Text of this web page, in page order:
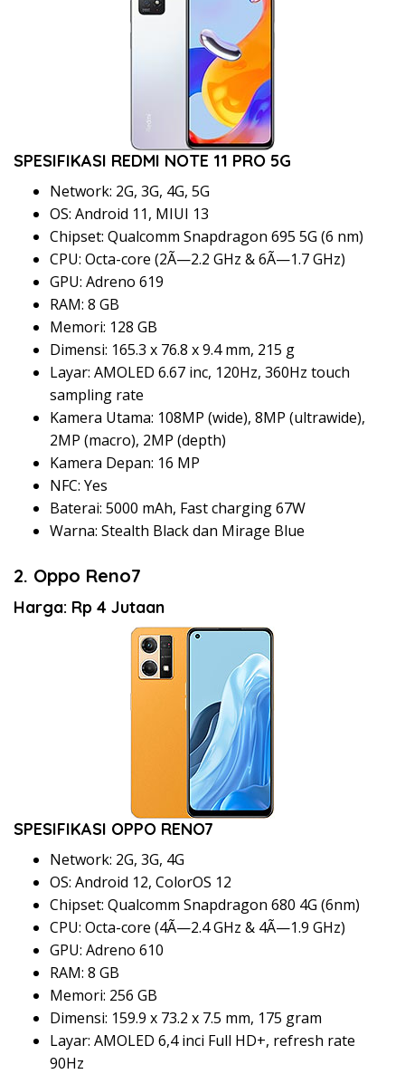
SPESIFIKASI REDMI NOTE 11 PRO 5G
Network: 2G, 3G, 4G, 5G
OS: Android 11, MIUI 13
Chipset: Qualcomm Snapdragon 695 5G (6 nm)
CPU: Octa-core (2Ã—2.2 GHz & 6Ã—1.7 GHz)
GPU: Adreno 619
RAM: 8 GB
Memori: 128 GB
Dimensi: 165.3 x 76.8 x 9.4 mm, 215 g
Layar: AMOLED 6.67 inc, 120Hz, 360Hz touch
sampling rate
Kamera Utama: 108MP (wide), 8MP (ultrawide),
2MP (macro), 2MP (depth)
Kamera Depan: 16 MP
NFC: Yes
Baterai: 5000 mAh, Fast charging 67W
Warna: Stealth Black dan Mirage Blue
2. Oppo Reno7
Harga: Rp 4 Jutaan
SPESIFIKASI OPPO RENO7
Network: 2G, 3G, 4G
OS: Android 12, ColorOS 12
Chipset: Qualcomm Snapdragon 680 4G (6nm)
CPU: Octa-core (4Ã—2.4 GHz & 4Ã—1.9 GHz)
GPU: Adreno 610
RAM: 8 GB
Memori: 256 GB
Dimensi: 159.9 x 73.2 x 7.5 mm, 175 gram
Layar: AMOLED 6,4 inci Full HD+, refresh rate
90Hz